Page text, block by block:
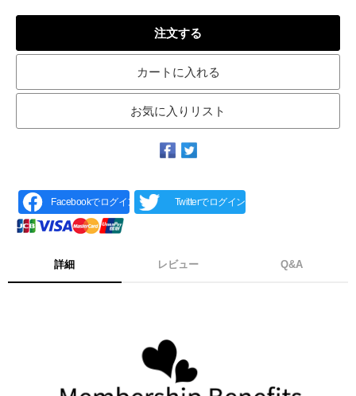
注文する
カートに入れる
お気に入りリスト
Facebookでログイン Twitterでログイン
詳細 レビュー Q&A